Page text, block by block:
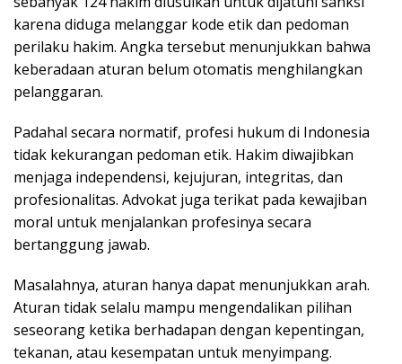
karena diduga melanggar kode etik dan pedoman
perilaku hakim. Angka tersebut menunjukkan bahwa
keberadaan aturan belum otomatis menghilangkan
pelanggaran.
Padahal secara normatif, profesi hukum di Indonesia
tidak kekurangan pedoman etik. Hakim diwajibkan
menjaga independensi, kejujuran, integritas, dan
profesionalitas. Advokat juga terikat pada kewajiban
moral untuk menjalankan profesinya secara
bertanggung jawab.
Masalahnya, aturan hanya dapat menunjukkan arah.
Aturan tidak selalu mampu mengendalikan pilihan
seseorang ketika berhadapan dengan kepentingan,
tekanan, atau kesempatan untuk menyimpang.